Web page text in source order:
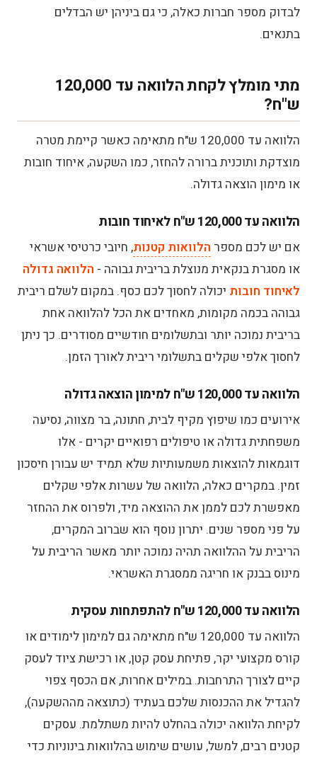
לבדוק מספר חברות כאלה, כי גם ביניהן יש הבדלים
בתנאים.
מתי מומלץ לקחת הלוואה עד 120,000
ש"ח?
הלוואה עד 120,000 ש"ח מתאימה כאשר קיימת מטרה
מוצדקת ותוכנית ברורה להחזר, כמו השקעה, איחוד חובות
או מימון הוצאה גדולה.
הלוואה עד 120,000 ש"ח לאיחוד חובות
אם יש לכם מספר הלוואות קטנות, חיובי כרטיסי אשראי
או מסגרת בנקאית מנוצלת בריבית גבוהה - הלוואה גדולה
לאיחוד חובות יכולה לחסוך לכם כסף. במקום לשלם ריבית
גבוהה בכמה מקומות, מאחדים את הכל להלוואה אחת
בריבית נמוכה יותר ובתשלומים חודשיים מסודרים. כך ניתן
לחסוך אלפי שקלים בתשלומי ריבית לאורך הזמן.
הלוואה עד 120,000 ש"ח למימון הוצאה גדולה
אירועים כמו שיפוץ מקיף לבית, חתונה, בר מצווה, נסיעה
משפחתית גדולה או טיפולים רפואיים יקרים - אלו
דוגמאות להוצאות משמעותיות שלא תמיד יש עבורן חיסכון
זמין. במקרים כאלה, הלוואה של עשרות אלפי שקלים
מאפשרת לכם לממן את ההוצאה מיד, ולפרוס את ההחזר
על פני מספר שנים. יתרון נוסף הוא שברוב המקרים,
הריבית על ההלוואה תהיה נמוכה יותר מאשר הריבית על
מינוס בבנק או חריגה ממסגרת האשראי.
הלוואה עד 120,000 ש"ח להתפתחות עסקית
הלוואה עד 120,000 ש"ח מתאימה גם למימון לימודים או
קורס מקצועי יקר, פתיחת עסק קטן, או רכישת ציוד לעסק
קיים לצורך התרחבות. במילים אחרות, אם הכסף צפוי
להגדיל את ההכנסות שלכם בעתיד (כתוצאה מההשקעה),
לקיחת הלוואה יכולה בהחלט להיות משתלמת. עסקים
קטנים רבים, למשל, עושים שימוש בהלוואות בינוניות כדי